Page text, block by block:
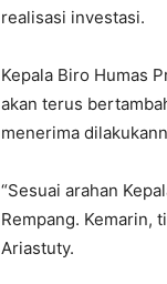
realisasi investasi.
Kepala Biro Humas
akan terus
menerima
“Sesuai arahan
Rempang. Kemarin,
Ariastuty.